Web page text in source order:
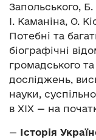
Запольського,
І. Каманіна, О.
Потебні та
біографічні
громадського
досліджень,
науки,
в ХІХ — на
— Історія